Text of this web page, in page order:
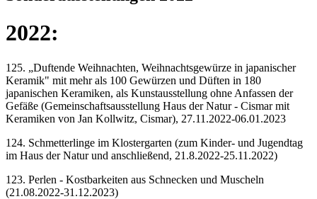
2022:
125. „Duftende Weihnachten, Weihnachtsgewürze in japanischer
Keramik" mit mehr als 100 Gewürzen und Düften in 180
japanischen Keramiken, als Kunstausstellung ohne Anfassen der
Gefäße (Gemeinschaftsausstellung Haus der Natur - Cismar mit
Keramiken von Jan Kollwitz, Cismar), 27.11.2022-06.01.2023
124. Schmetterlinge im Klostergarten (zum Kinder- und Jugendtag
im Haus der Natur und anschließend, 21.8.2022-25.11.2022)
123. Perlen - Kostbarkeiten aus Schnecken und Muscheln
(21.08.2022-31.12.2023)